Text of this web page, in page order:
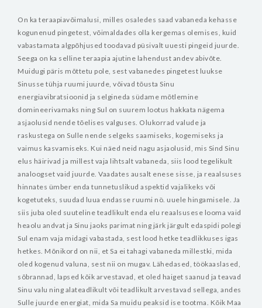
On ka teraapiavõimalusi, milles osaledes saad vabaneda kehasse
kogunenud pingetest, võimaldades olla kergemas olemises, kuid
vabastamata algpõhjused toodavad püsivalt uuesti pingeid juurde.
Seega on ka selline teraapia ajutine lahendust andev abivõte.
Muidugi päris mõttetu pole, sest vabanedes pingetest luukse
Sinusse tühja ruumi juurde, võivad tõusta Sinu
energiavibratsioonid ja selgineda südame mõtlemine
domineerivamaks ning Sul on suurem lootus hakkata nägema
asjaolusid nende tõelises valguses. Olukorrad valude ja
raskustega on Sulle nende selgeks saamiseks, kogemiseks ja
vaimus kasvamiseks. Kui näed neid nagu asjaolusid, mis Sind Sinu
elus häirivad ja millest vaja lihtsalt vabaneda, siis lood tegelikult
analoogset vaid juurde. Vaadates ausalt enese sisse, ja reaalsuses
hinnates ümber enda tunnetuslikud aspektid vajalikeks või
kogetuteks, suudad luua endasse ruumi nö. uuele hingamisele. Ja
siis juba oled suuteline teadlikult enda elu reaalsusese looma vaid
heaolu andvat ja Sinu jaoks parimat ning järk järgult edaspidi polegi
Sul enam vaja midagi vabastada, sest lood hetke teadlikkuses igas
hetkes. Mõnikord on nii, et Sa ei tahagi vabaneda millestki, mida
oled kogenud valuna, sest nii on mugav. Lähedased, töökaaslased,
sõbrannad, lapsed kõik arvestavad, et oled haiget saanud ja teavad
Sinu valu ning alateadlikult või teadlikult arvestavad sellega, andes
Sulle juurde energiat, mida Sa muidu peaksid ise tootma. Kõik Maa